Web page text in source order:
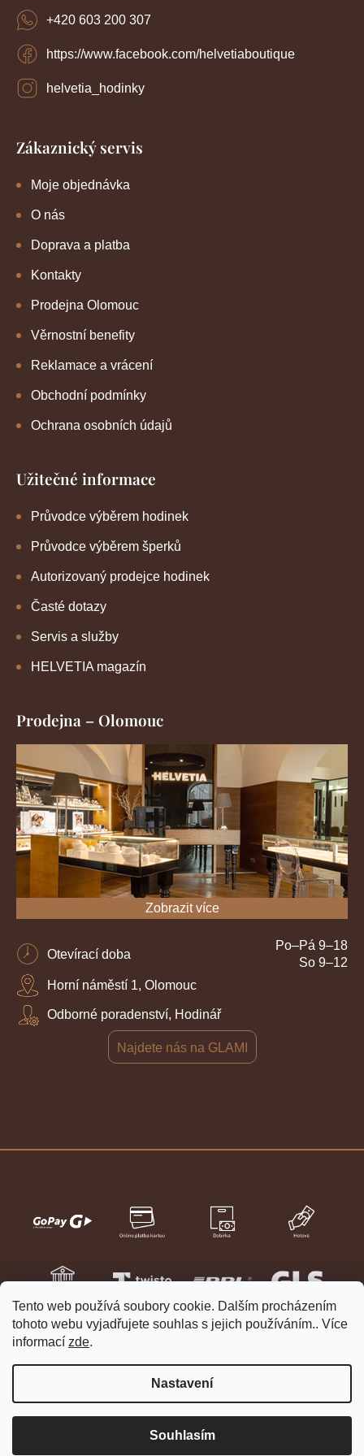
Tento web používá soubory cookie. Dalším procházením
tohoto webu vyjadřujete souhlas s jejich používáním.. Více
informací zde.
Nastavení
Souhlasím
https://www.facebook.com/helvetiaboutique
helvetia_hodinky
+420 603 200 307
Zákaznický servis
Moje objednávka
O nás
Doprava a platba
Kontakty
Prodejna Olomouc
Věrnostní benefity
Reklamace a vrácení
Obchodní podmínky
Ochrana osobních údajů
Užitečné informace
Průvodce výběrem hodinek
Průvodce výběrem šperků
Autorizovaný prodejce hodinek
Časté dotazy
Servis a služby
HELVETIA magazín
Prodejna – Olomouc
Zobrazit více
Otevírací doba
Po–Pá 9–18
So 9–12
Horní náměstí 1, Olomouc
Odborné poradenství, Hodinář
Najdete nás na GLAMI
Vytvořil Shoptet
HELVETIA hodinky a šperky